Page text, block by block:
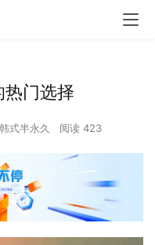
门选择
韩式半永久 阅读 423